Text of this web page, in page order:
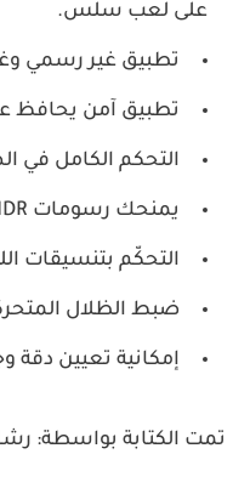
على لعب سلس.
تطبيق غير رسمي
تطبيق آمن يحافظ
التحكم الكامل في
يمنحك رسومات HDR عالية الجودة.
التحكّم بتنسيقات
ضبط الظلال
إمكانية تعيين دقة
تمت الكتابة بواسطة: